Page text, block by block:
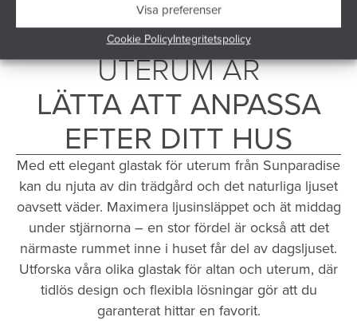
Visa preferenser
Cookie PolicyIntegritetspolicy
VÅRA GLASTAK FÖR
UTERUM ÄR
LÄTTA ATT ANPASSA
EFTER DITT HUS
Med ett elegant glastak för uterum från Sunparadise
kan du njuta av din trädgård och det naturliga ljuset
oavsett väder. Maximera ljusinsläppet och ät middag
under stjärnorna – en stor fördel är också att det
närmaste rummet inne i huset får del av dagsljuset.
Utforska våra olika glastak för altan och uterum, där
tidlös design och flexibla lösningar gör att du
garanterat hittar en favorit.